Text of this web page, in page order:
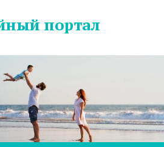
портал